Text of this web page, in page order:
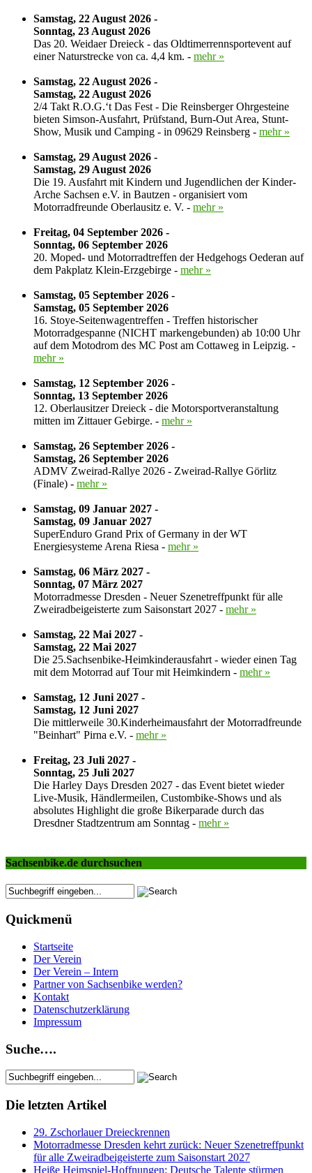
Samstag, 22 August 2026 -
Sonntag, 23 August 2026
Das 20. Weidaer Dreieck - das Oldtimerrennsportevent auf
einer Naturstrecke von ca. 4,4 km. - mehr »
Samstag, 22 August 2026 -
Samstag, 22 August 2026
2/4 Takt R.O.G.‘t Das Fest - Die Reinsberger Ohrgesteine
bieten Simson-Ausfahrt, Prüfstand, Burn-Out Area, Stunt-
Show, Musik und Camping - in 09629 Reinsberg - mehr »
Samstag, 29 August 2026 -
Samstag, 29 August 2026
Die 19. Ausfahrt mit Kindern und Jugendlichen der Kinder-
Arche Sachsen e.V. in Bautzen - organisiert vom
Motorradfreunde Oberlausitz e. V. - mehr »
Freitag, 04 September 2026 -
Sonntag, 06 September 2026
20. Moped- und Motorradtreffen der Hedgehogs Oederan auf
dem Pakplatz Klein-Erzgebirge - mehr »
Samstag, 05 September 2026 -
Samstag, 05 September 2026
16. Stoye-Seitenwagentreffen - Treffen historischer
Motorradgespanne (NICHT markengebunden) ab 10:00 Uhr
auf dem Motodrom des MC Post am Cottaweg in Leipzig. -
mehr »
Samstag, 12 September 2026 -
Sonntag, 13 September 2026
12. Oberlausitzer Dreieck - die Motorsportveranstaltung
mitten im Zittauer Gebirge. - mehr »
Samstag, 26 September 2026 -
Samstag, 26 September 2026
ADMV Zweirad-Rallye 2026 - Zweirad-Rallye Görlitz
(Finale) - mehr »
Samstag, 09 Januar 2027 -
Samstag, 09 Januar 2027
SuperEnduro Grand Prix of Germany in der WT
Energiesysteme Arena Riesa - mehr »
Samstag, 06 März 2027 -
Sonntag, 07 März 2027
Motorradmesse Dresden - Neuer Szenetreffpunkt für alle
Zweiradbeigeisterte zum Saisonstart 2027 - mehr »
Samstag, 22 Mai 2027 -
Samstag, 22 Mai 2027
Die 25.Sachsenbike-Heimkinderausfahrt - wieder einen Tag
mit dem Motorrad auf Tour mit Heimkindern - mehr »
Samstag, 12 Juni 2027 -
Samstag, 12 Juni 2027
Die mittlerweile 30.Kinderheimausfahrt der Motorradfreunde
"Beinhart" Pirna e.V. - mehr »
Freitag, 23 Juli 2027 -
Sonntag, 25 Juli 2027
Die Harley Days Dresden 2027 - das Event bietet wieder
Live-Musik, Händlermeilen, Custombike-Shows und als
absolutes Highlight die große Bikerparade durch das
Dresdner Stadtzentrum am Sonntag - mehr »
Sachsenbike.de durchsuchen
Quickmenü
Startseite
Der Verein
Der Verein – Intern
Partner von Sachsenbike werden?
Kontakt
Datenschutzerklärung
Impressum
Suche….
Die letzten Artikel
29. Zschorlauer Dreieckrennen
Motorradmesse Dresden kehrt zurück: Neuer Szenetreffpunkt
für alle Zweiradbeigeisterte zum Saisonstart 2027
Heiße Heimspiel-Hoffnungen: Deutsche Talente stürmen